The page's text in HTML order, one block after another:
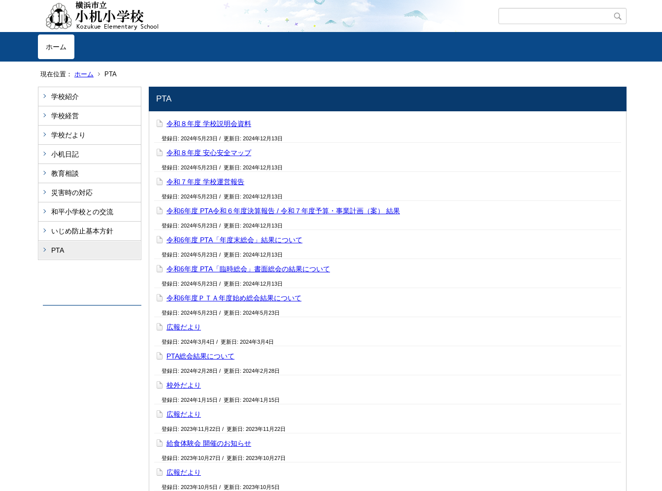
ホーム
現在位置： ホーム PTA
学校紹介
学校経営
学校だより
小机日記
教育相談
災害時の対応
和平小学校との交流
いじめ防止基本方針
PTA
PTA
令和８年度 学校説明会資料
登録日: 2024年5月23日 / 更新日: 2024年12月13日
令和８年度 安心安全マップ
登録日: 2024年5月23日 / 更新日: 2024年12月13日
令和７年度 学校運営報告
登録日: 2024年5月23日 / 更新日: 2024年12月13日
令和6年度 PTA令和６年度決算報告 / 令和７年度予算・事業計画（案） 結果
登録日: 2024年5月23日 / 更新日: 2024年12月13日
令和6年度 PTA「年度末総会」結果について
登録日: 2024年5月23日 / 更新日: 2024年12月13日
令和6年度 PTA「臨時総会」書面総会の結果について
登録日: 2024年5月23日 / 更新日: 2024年12月13日
令和6年度ＰＴＡ年度始め総会結果について
登録日: 2024年5月23日 / 更新日: 2024年5月23日
広報だより
登録日: 2024年3月4日 / 更新日: 2024年3月4日
PTA総会結果について
登録日: 2024年2月28日 / 更新日: 2024年2月28日
校外だより
登録日: 2024年1月15日 / 更新日: 2024年1月15日
広報だより
登録日: 2023年11月22日 / 更新日: 2023年11月22日
給食体験会 開催のお知らせ
登録日: 2023年10月27日 / 更新日: 2023年10月27日
広報だより
登録日: 2023年10月5日 / 更新日: 2023年10月5日